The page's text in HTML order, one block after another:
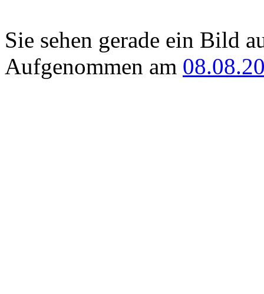
Sie sehen gerade ein Bild
Aufgenommen am